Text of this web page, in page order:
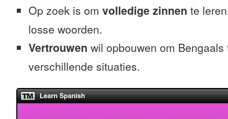
Op zoek is om volledige zinnen te
losse woorden.
Vertrouwen wil opbouwen om
verschillende situaties.